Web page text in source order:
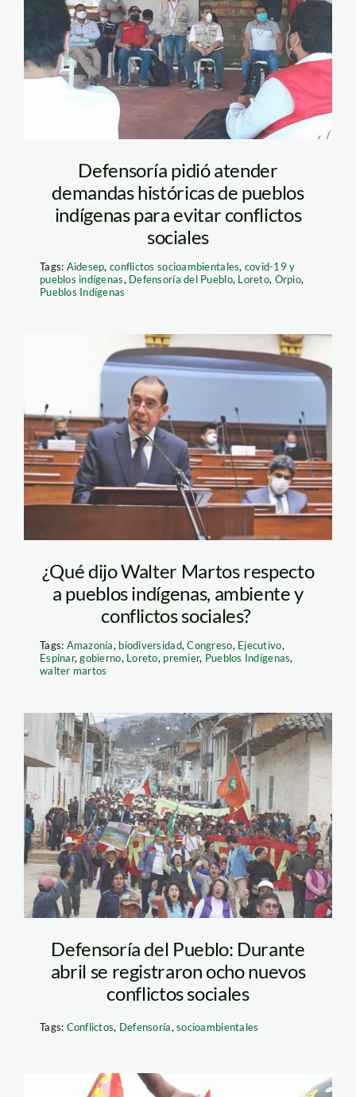
Defensoría pidió atender
demandas históricas de pueblos
indígenas para evitar conflictos
sociales
Tags: Aidesep,conflictos socioambientales, covid-19 y
pueblos indígenas, Defensoría del Pueblo, Loreto, Orpio,
Pueblos Indígenas
walter-martos—
andina
¿Qué dijo Walter Martos respecto
a pueblos indígenas, ambiente y
conflictos sociales?
Tags: Amazonía, biodiversidad,Congreso, Ejecutivo,
Espinar,gobierno, Loreto, premier, Pueblos Indígenas,
walter martos
celendín_jorge-
chavez_conga
Defensoría del Pueblo: Durante
abril se registraron ocho nuevos
conflictos sociales
Tags: Conflictos, Defensoría,socioambientales